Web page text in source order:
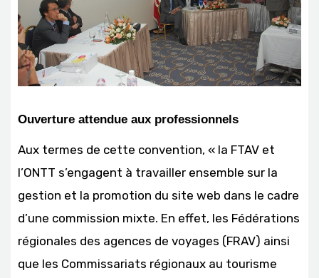
Ouverture attendue aux professionnels
Aux termes de cette convention, « la FTAV et
l’ONTT s’engagent à travailler ensemble sur la
gestion et la promotion du site web dans le cadre
d’une commission mixte. En effet, les Fédérations
régionales des agences de voyages (FRAV) ainsi
que les Commissariats régionaux au tourisme